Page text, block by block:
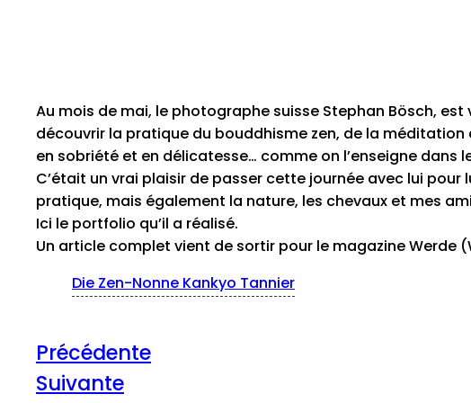
Au mois de mai, le photographe suisse Stephan Bösch,
découvrir la pratique du bouddhisme zen, de la
en sobriété et en délicatesse… comme on l’enseigne dans
C’était un vrai plaisir de passer cette journée avec lui
pratique, mais également la nature, les chevaux et mes
Ici le portfolio qu’il a réalisé.
Un article complet vient de sortir pour le magazine Werde
Die Zen-Nonne Kankyo Tannier
Précédente
Suivante